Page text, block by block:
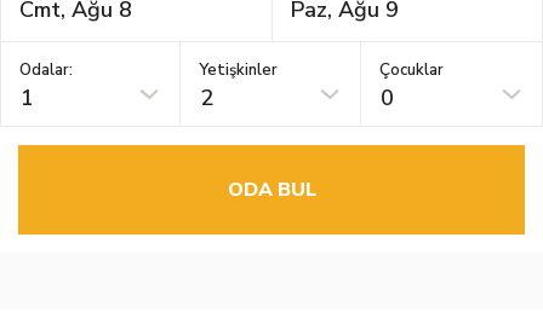
Odalar:
1
Yetişkinler
2
Çocuklar
0
ODA BUL